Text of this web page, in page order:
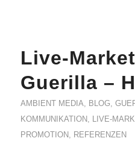
Live-
Guerilla –
AMBIENT MEDIA BLOG
KOMMUNIKATION, LIVE-
PROMOTION, REFERENZEN